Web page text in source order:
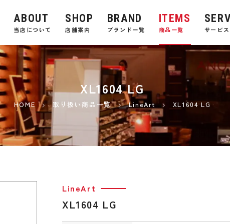
ABOUT
当店について
SHOP
店舗案内
BRAND
ブランド一覧
ITEMS
商品一覧 サービス
XL1604 LG
HOME 取り扱い商品一覧 LineArt XL1604 LG
LineArt
XL1604 LG